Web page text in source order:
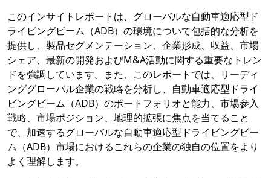
このインサイトレポートは、グローバルな自動車適応型ド
ライビングビーム（ADB）の環境について包括的な分析を
提供し、製品セグメンテーション、企業形成、収益、市場
シェア、最新の開発およびM&A活動に関する重要なトレン
ドを強調しています。また、このレポートでは、リーディ
ンググローバル企業の戦略を分析し、自動車適応型ドライ
ビングビーム（ADB）のポートフォリオと能力、市場参入
戦略、市場ポジション、地理的拡張に焦点を当てること
で、加速するグローバルな自動車適応型ドライビングビー
ム（ADB）市場におけるこれらの企業の独自の位置をより
よく理解します。